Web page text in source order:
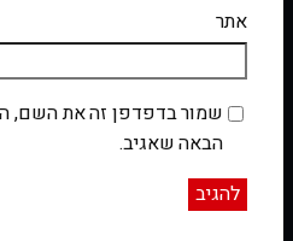
אתר
שמור בדפדפן זה את השם,
הבאה שאגיב.